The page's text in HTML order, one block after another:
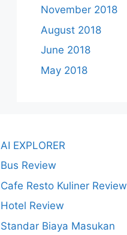
November 2018
August 2018
June 2018
May 2018
AI EXPLORER
Bus Review
Cafe Resto Kuliner Review
Hotel Review
Standar Biaya Masukan